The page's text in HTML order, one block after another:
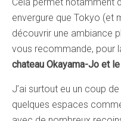
envergure que Tokyo (et
découvrir une ambiance
vous recommande, pour
chateau Okayama-Jo et
J’ai surtout eu un coup
quelques espaces